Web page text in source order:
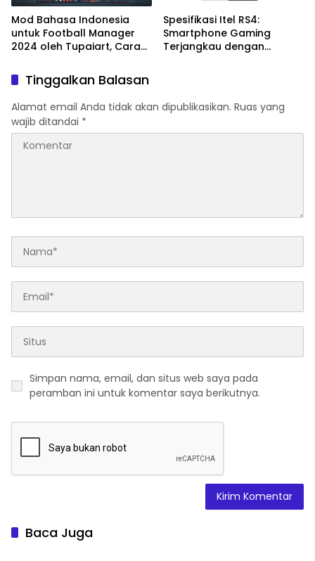
Mod Bahasa Indonesia
untuk Football Manager
2024 oleh Tupaiart, Cara
Spesifikasi Itel RS4:
Smartphone Gaming
Terjangkau dengan
Tinggalkan Balasan
Alamat email Anda tidak akan dipublikasikan. Ruas yang
wajib ditandai *
Simpan nama, email, dan situs web saya pada
peramban ini untuk komentar saya berikutnya.
Baca Juga